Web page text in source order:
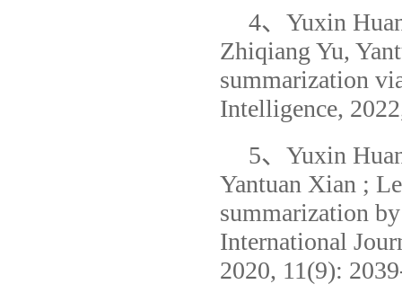
4、Yuxin
Zhiqiang Yu,
summarization
Intelligence,
5、Yuxin
Yantuan Xian ;
summarization
International
2020, 11(9):